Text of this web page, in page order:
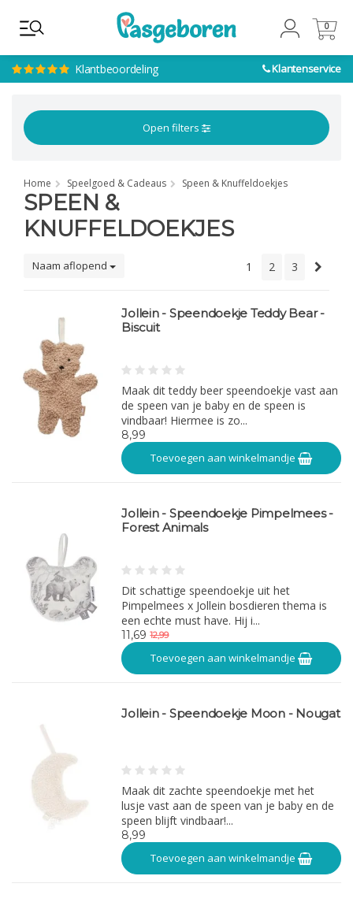
Klantbeoordeling Klantenservice
0
0
Open filters
Home Speelgoed & Cadeaus Speen & Knuffeldoekjes
SPEEN &
KNUFFELDOEKJES
Naam aflopend 1 2 3
Jollein - Speendoekje Teddy Bear -
Biscuit
Maak dit teddy beer speendoekje vast aan
de speen van je baby en de speen is
vindbaar! Hiermee is zo...
8,99
Toevoegen aan winkelmandje
Jollein - Speendoekje Pimpelmees -
Forest Animals
Dit schattige speendoekje uit het
Pimpelmees x Jollein bosdieren thema is
een echte must have. Hij i...
11,69 12,99
Toevoegen aan winkelmandje
Jollein - Speendoekje Moon - Nougat
Maak dit zachte speendoekje met het
lusje vast aan de speen van je baby en de
speen blijft vindbaar!...
8,99
Toevoegen aan winkelmandje